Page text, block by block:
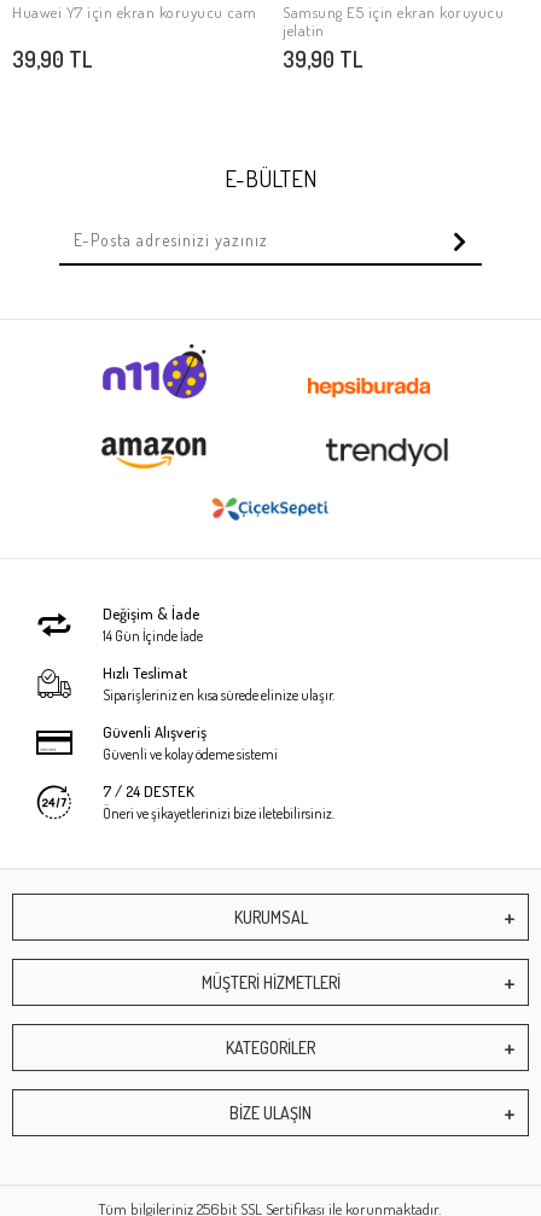
SEPETE EKLE
Huawei Y7 için ekran koruyucu cam
39,90 TL
SEPETE EKLE
Samsung E5 için ekran koruyucu
jelatin
39,90 TL
E-BÜLTEN
Değişim & İade
14 Gün İçinde İade
Hızlı Teslimat
Siparişleriniz en kısa sürede elinize ulaşır.
Güvenli Alışveriş
Güvenli ve kolay ödeme sistemi
7 / 24 DESTEK
Öneri ve şikayetlerinizi bize iletebilirsiniz.
KURUMSAL
MÜŞTERİ HİZMETLERİ
KATEGORİLER
BİZE ULAŞIN
Tüm bilgileriniz 256bit SSL Sertifikası ile korunmaktadır.